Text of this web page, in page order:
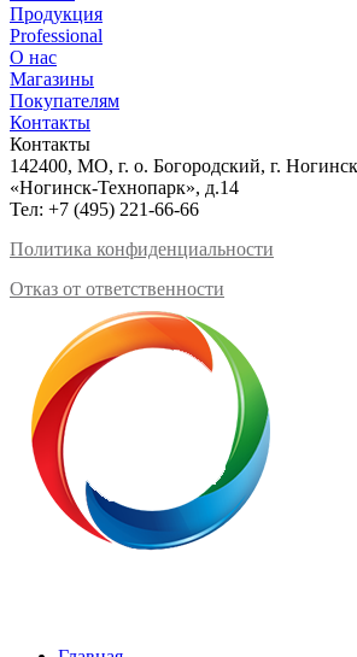
Продукция
Professional
О нас
Магазины
Покупателям
Контакты
Контакты
142400, МО, г. о. Богородский, г.
«Ногинск-Технопарк», д.14
Тел: +7 (495) 221-66-66
Политика конфиденциальности
Отказ от ответственности